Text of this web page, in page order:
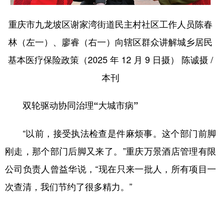
重庆市九龙坡区谢家湾街道民主村社区工作人员陈春
林（左一）、廖睿（右一）向辖区群众讲解城乡居民
基本医疗保险政策（2025 年 12 月 9 日摄） 陈诚摄 /
本刊
双轮驱动协同治理“大城市病”
“以前，接受执法检查是件麻烦事。这个部门前脚
刚走，那个部门后脚又来了。”重庆万景酒店管理有限
公司负责人曾益华说，“现在只来一批人，所有项目一
次查清，我们节约了很多精力。”